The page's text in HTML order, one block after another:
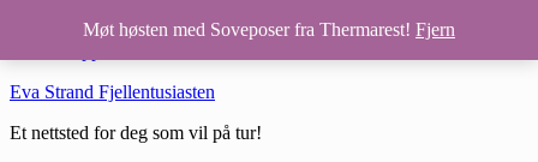
Hopp til hovedinnhold
Eva Strand Fjellentusiasten
Et nettsted for deg som vil på tur!
Møt høsten med Soveposer fra Thermarest! Fjern